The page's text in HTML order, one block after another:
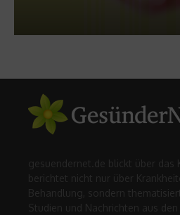
gesuendernet.de blickt über das
berichtet nicht nur über
Behandlung, sondern
Studien und Nachrichten aus